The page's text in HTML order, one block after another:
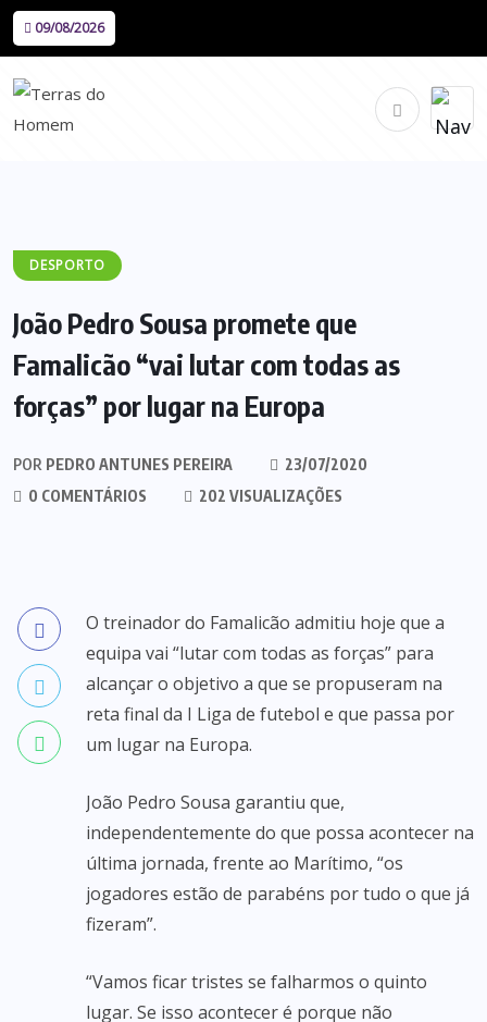
09/08/2026
DESPORTO
João Pedro Sousa promete que
Famalicão “vai lutar com todas as
forças” por lugar na Europa
POR PEDRO ANTUNES PEREIRA
23/07/2020
0 COMENTÁRIOS
202 VISUALIZAÇÕES
O treinador do Famalicão admitiu hoje que a
equipa vai “lutar com todas as forças” para
alcançar o objetivo a que se propuseram na
reta final da I Liga de futebol e que passa por
um lugar na Europa.
João Pedro Sousa garantiu que,
independentemente do que possa acontecer na
última jornada, frente ao Marítimo, “os
jogadores estão de parabéns por tudo o que já
fizeram”.
“Vamos ficar tristes se falharmos o quinto
lugar. Se isso acontecer é porque não